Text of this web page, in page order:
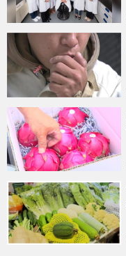
{PLAYICON}